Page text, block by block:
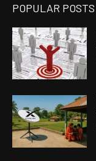
POPULAR POSTS